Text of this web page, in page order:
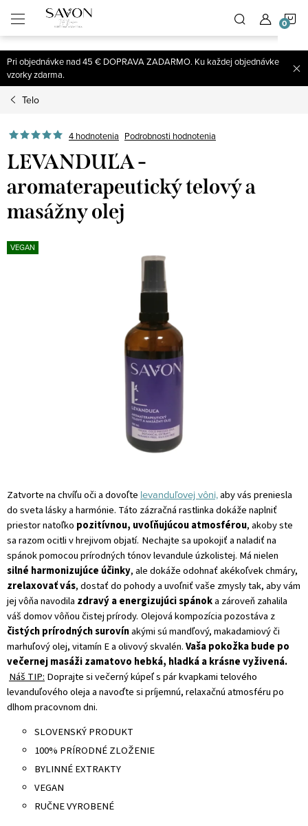
Prejsť
na
obsah
Pri objednávke nad 45 € DOPRAVA ZADARMO. Ku každej objednávke
vzorky zdarma.
Telo
4 hodnotenia Podrobnosti hodnotenia
LEVANDUĽA -
aromaterapeutický telový a
masážny olej
VEGAN
Zatvorte na chvíľu oči a dovoľte levanduľovej vôni,aby vás preniesla
do sveta lásky a harmónie. Táto zázračná rastlinka dokáže naplniť
priestor natoľko pozitívnou, uvoľňujúcou atmosférou, akoby ste
sa razom ocitli v hrejivom objatí. Nechajte sa upokojiť a naladiť na
spánok pomocou prírodných tónov levandule úzkolistej. Má nielen
silné harmonizujúce účinky, ale dokáže odohnať akékoľvek chmáry,
zrelaxovať vás, dostať do pohody a uvoľniť vaše zmysly tak, aby vám
jej vôňa navodila zdravý a energizujúci spánoka zároveň zahalila
váš domov vôňou čistej prírody. Olejová kompozícia pozostáva z
čistých prírodných surovínakými sú mandľový, makadamiový či
marhuľový olej, vitamín E a olivový skvalén.Vaša pokožka bude po
večernej masáži zamatovo hebká, hladká a krásne vyživená.
Náš TIP: Doprajte si večerný kúpeľ s pár kvapkami telového
levanduľového oleja a navoďte si príjemnú, relaxačnú atmosféru po
dlhom pracovnom dni.
SLOVENSKÝ PRODUKT
100% PRÍRODNÉ ZLOŽENIE
BYLINNÉ EXTRAKTY
VEGAN
RUČNE VYROBENÉ